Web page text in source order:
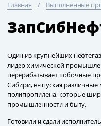
Главная Выполненные
Один из крупнейших
лидер химической
перерабатывает побочные
Сибири, выпуская различные
полипропилена, которые
промышленности и быту.
Готовили и сдали